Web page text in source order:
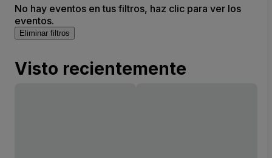
No hay eventos en tus filtros, haz clic para ver los
eventos.
Eliminar filtros
Visto recientemente